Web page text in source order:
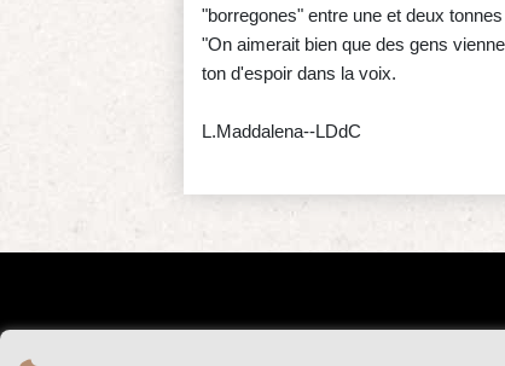
"borregones" entre une et deux
"On aimerait bien que des gens
ton d'espoir dans la voix.
L.Maddalena--LDdC